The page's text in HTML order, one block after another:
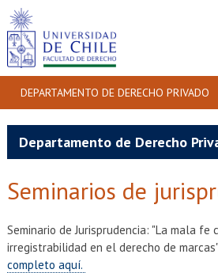
FACULTAD
POSTGRADO
ADMISIÓN
DEPARTAMENTO DE DERECHO PRIVADO
Departamento de Derecho
Seminarios de
Seminario de Jurisprudencia: "La mala fe
irregistrabilidad en el derecho de
completo aquí.